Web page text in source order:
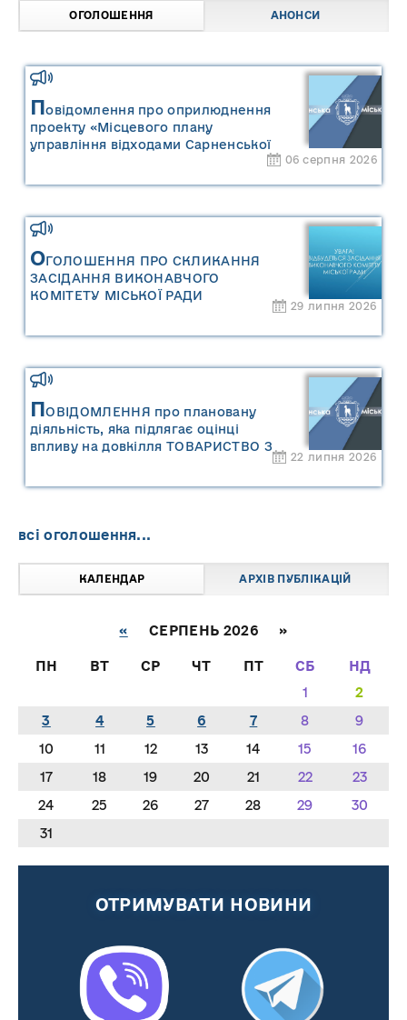
ОГОЛОШЕННЯ АНОНСИ
Повідомлення про оприлюднення
проекту «Місцевого плану
управління відходами Сарненської
міської територіальної громади» та
управління відходами Сарненської
міської територіальної громади»
06 серпня 2026
ОГОЛОШЕННЯ ПРО СКЛИКАННЯ
ЗАСІДАННЯ ВИКОНАВЧОГО
КОМІТЕТУ МІСЬКОЇ РАДИ
29 липня 2026
ПОВІДОМЛЕННЯ про плановану
діяльність, яка підлягає оцінці
впливу на довкілля ТОВАРИСТВО З
22 липня 2026
всі оголошення...
КАЛЕНДАР АРХІВ ПУБЛІКАЦІЙ
« СЕРПЕНЬ 2026 »
ПН ВТ СР ЧТ ПТ СБ
НД
1
2
3
4 5 6 7 8
9
10
11 12 13 14 15
16
17
18 19 20 21 22
23
24
25 26 27 28 29
30
31
ОТРИМУВАТИ НОВИНИ